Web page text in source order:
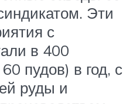
Эти
с
в 400
пудов) в год, с
руды и